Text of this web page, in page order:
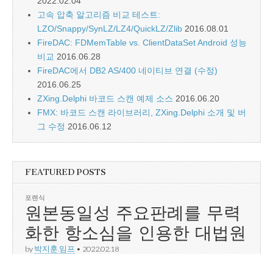
고속 압축 알고리즘 비교 테스트:
LZO/Snappy/SynLZ/LZ4/QuickLZ/Zlib 2016.08.01
FireDAC: FDMemTable vs. ClientDataSet Android 성능
비교 2016.06.28
FireDAC에서 DB2 AS/400 네이티브 연결 (수정)
2016.06.25
ZXing.Delphi 바코드 스캔 예제 소스 2016.06.20
FMX: 바코드 스캔 라이브러리, ZXing.Delphi 소개 및 버
그 수정 2016.06.12
FEATURED POSTS
포렌식
원본동일성 주요판례를 무력
화한 항소심을 인용한 대법원
by 박지훈.임프 • 2022.02.18